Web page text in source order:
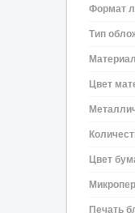
Формат
Тип
Цвет
Цвет
Печать